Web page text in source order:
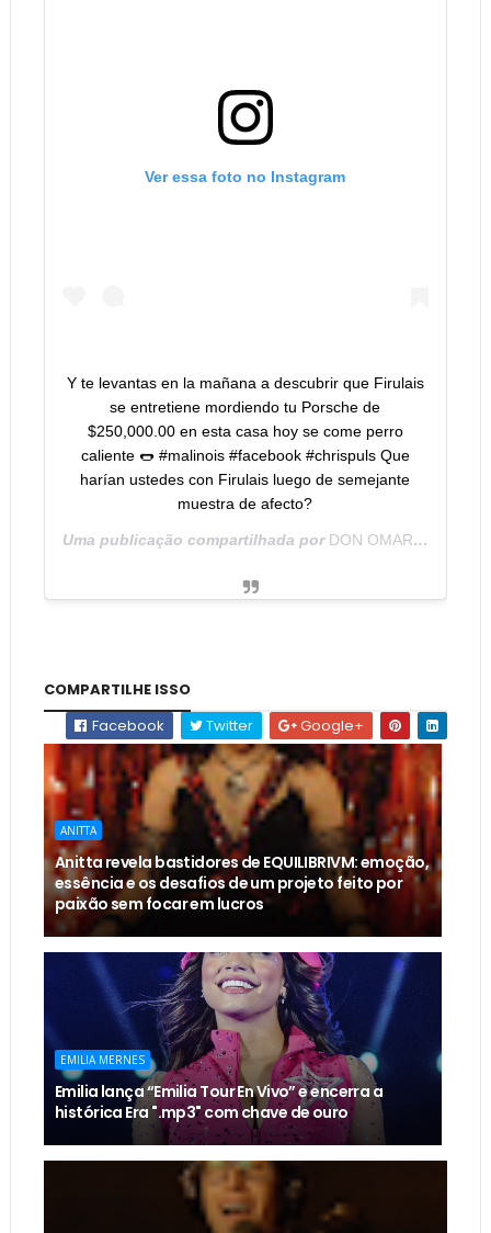
Ver essa foto no Instagram
Y te levantas en la mañana a descubrir que Firulais
se entretiene mordiendo tu Porsche de
$250,000.00 en esta casa hoy se come perro
caliente 🌭 #malinois #facebook #chrispuls Que
harían ustedes con Firulais luego de semejante
muestra de afecto?
Uma publicação compartilhada por DON OMAR
COMPARTILHE ISSO
Facebook
Twitter Google+
ANITTA
Anitta revela bastidores de EQUILIBRIVM: emoção,
essência e os desafios de um projeto feito por
paixão sem focar em lucros
EMILIA MERNES
Emilia lança “Emilia Tour En Vivo” e encerra a
histórica Era ".mp3" com chave de ouro